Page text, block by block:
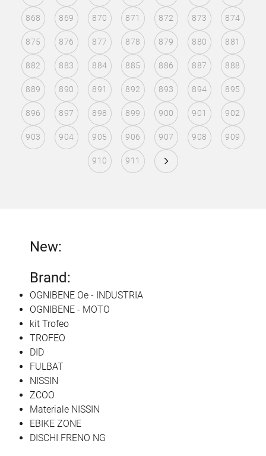
868 869 870 871 872 873 874
875 876 877 878 879 880 881
882 883 884 885 886 887 888
889 890 891 892 893 894 895
896 897 898 899 900 901 902
903 904 905 906 907 908 909
910 911
New:
Brand:
OGNIBENE Oe - INDUSTRIA
OGNIBENE - MOTO
kit Trofeo
TROFEO
DID
FULBAT
NISSIN
ZCOO
Materiale NISSIN
EBIKE ZONE
DISCHI FRENO NG